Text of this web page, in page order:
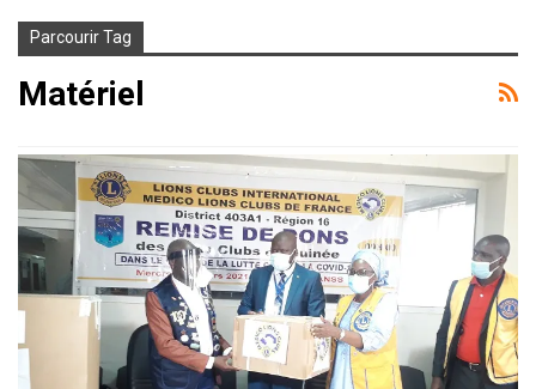
Parcourir Tag
Matériel